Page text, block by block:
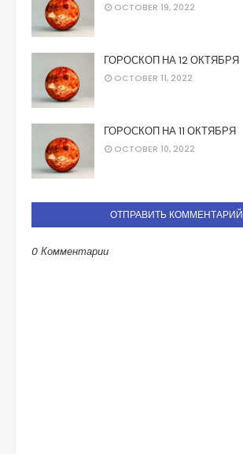
OCTOBER 19, 2022
ГОРОСКОП НА 12 ОКТЯБРЯ
OCTOBER 11, 2022
ГОРОСКОП НА 11 ОКТЯБРЯ
OCTOBER 10, 2022
ОТПРАВИТЬ КОММЕНТАРИЙ
0 Комментарии